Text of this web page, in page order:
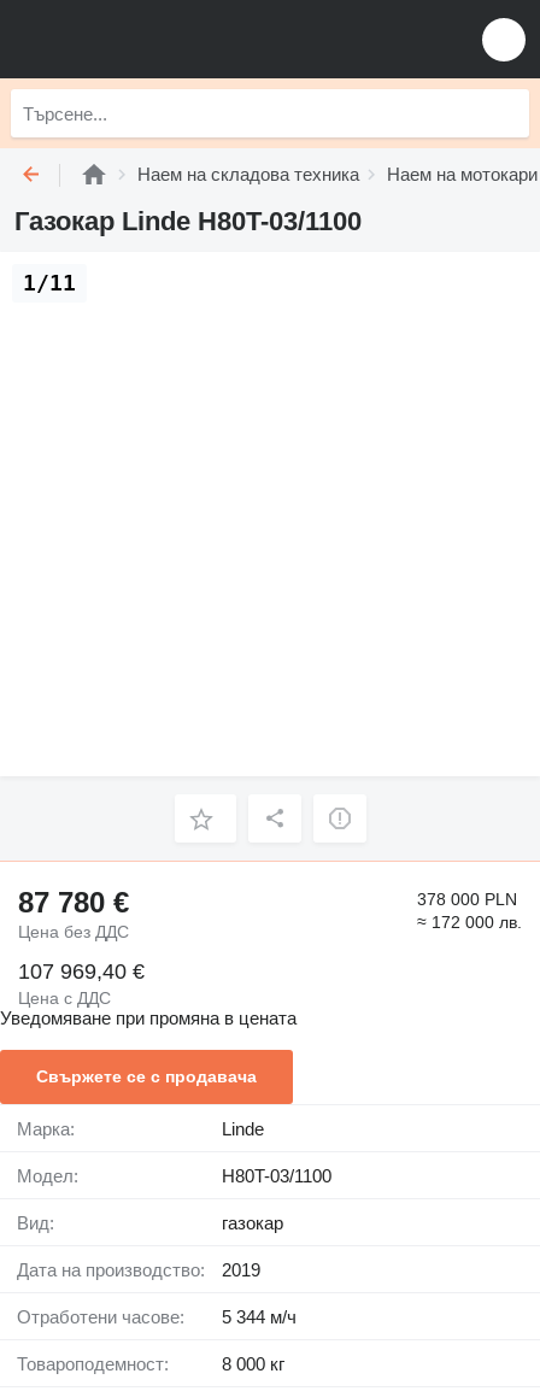
Наем на складова техника Наем на мотокари
Газокар Linde H80T-03/1100
1/11
87 780 €
Цена без ДДС
378 000 PLN
≈ 172 000 лв.
107 969,40 €
Цена с ДДС
Уведомяване при промяна в цената
Свържете се с продавача
Марка: Linde
Модел: H80T-03/1100
Вид: газокар
Дата на производство: 2019
Отработени часове: 5 344 м/ч
Товароподемност: 8 000 кг